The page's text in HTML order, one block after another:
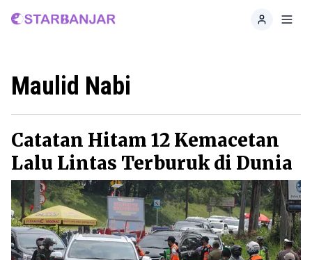
Home
Maulid Nabi
Catatan Hitam 12 Kemacetan
Lalu Lintas Terburuk di Dunia